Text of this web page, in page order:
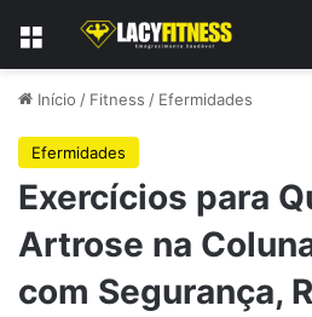
Menu
Início / Fitness / Efermidades
Efermidades
Exercícios para
Artrose na
com Segurança,